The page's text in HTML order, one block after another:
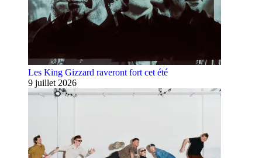
Les King Gizzard raveront fort cet été
9 juillet 2026